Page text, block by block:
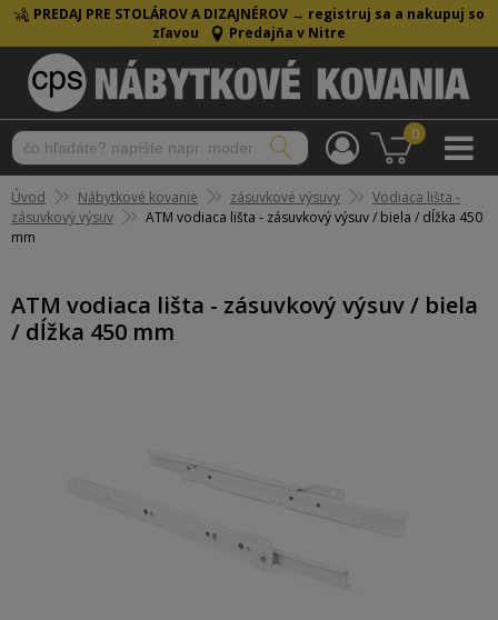
PREDAJ PRE STOLÁROV A DIZAJNÉROV → registruj sa a nakupuj so
zľavou
Predajňa v Nitre
0
Úvod Nábytkové kovanie zásuvkové výsuvy
Vodiaca lišta -
zásuvkový výsuv
ATM vodiaca lišta - zásuvkový výsuv / biela / dĺžka 450
mm
ATM vodiaca lišta - zásuvkový výsuv / biela
/ dĺžka 450 mm